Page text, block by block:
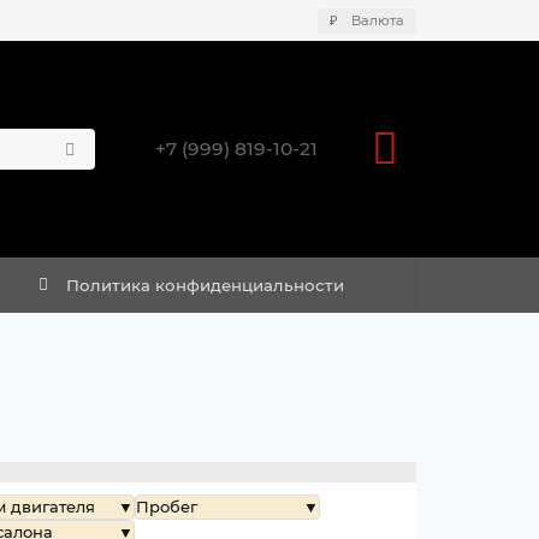
₽ Валюта
+7 (999) 819-10-21
Политика конфиденциальности
двигателя
Пробег